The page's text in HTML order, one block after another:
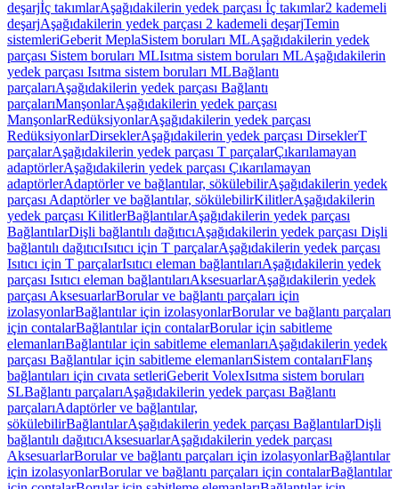
deşarjİç takımlarAşağıdakilerin yedek parçası İç takımlar2 kademeli
deşarjAşağıdakilerin yedek parçası 2 kademeli deşarjTemin
sistemleriGeberit MeplaSistem boruları MLAşağıdakilerin yedek
parçası Sistem boruları MLIsıtma sistem boruları MLAşağıdakilerin
yedek parçası Isıtma sistem boruları MLBağlantı
parçalarıAşağıdakilerin yedek parçası Bağlantı
parçalarıManşonlarAşağıdakilerin yedek parçası
ManşonlarRedüksiyonlarAşağıdakilerin yedek parçası
RedüksiyonlarDirseklerAşağıdakilerin yedek parçası DirseklerT
parçalarAşağıdakilerin yedek parçası T parçalarÇıkarılamayan
adaptörlerAşağıdakilerin yedek parçası Çıkarılamayan
adaptörlerAdaptörler ve bağlantılar, sökülebilirAşağıdakilerin yedek
parçası Adaptörler ve bağlantılar, sökülebilirKilitlerAşağıdakilerin
yedek parçası KilitlerBağlantılarAşağıdakilerin yedek parçası
BağlantılarDişli bağlantılı dağıtıcıAşağıdakilerin yedek parçası Dişli
bağlantılı dağıtıcıIsıtıcı için T parçalarAşağıdakilerin yedek parçası
Isıtıcı için T parçalarIsıtıcı eleman bağlantılarıAşağıdakilerin yedek
parçası Isıtıcı eleman bağlantılarıAksesuarlarAşağıdakilerin yedek
parçası AksesuarlarBorular ve bağlantı parçaları için
izolasyonlarBağlantılar için izolasyonlarBorular ve bağlantı parçaları
için contalarBağlantılar için contalarBorular için sabitleme
elemanlarıBağlantılar için sabitleme elemanlarıAşağıdakilerin yedek
parçası Bağlantılar için sabitleme elemanlarıSistem contalarıFlanş
bağlantıları için cıvata setleriGeberit VolexIsıtma sistem boruları
SLBağlantı parçalarıAşağıdakilerin yedek parçası Bağlantı
parçalarıAdaptörler ve bağlantılar,
sökülebilirBağlantılarAşağıdakilerin yedek parçası BağlantılarDişli
bağlantılı dağıtıcıAksesuarlarAşağıdakilerin yedek parçası
AksesuarlarBorular ve bağlantı parçaları için izolasyonlarBağlantılar
için izolasyonlarBorular ve bağlantı parçaları için contalarBağlantılar